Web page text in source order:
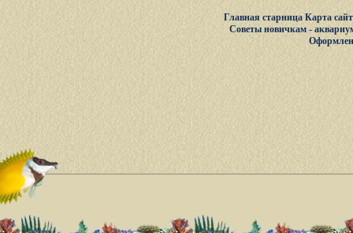
Главная старница Карта
Советы новичкам -